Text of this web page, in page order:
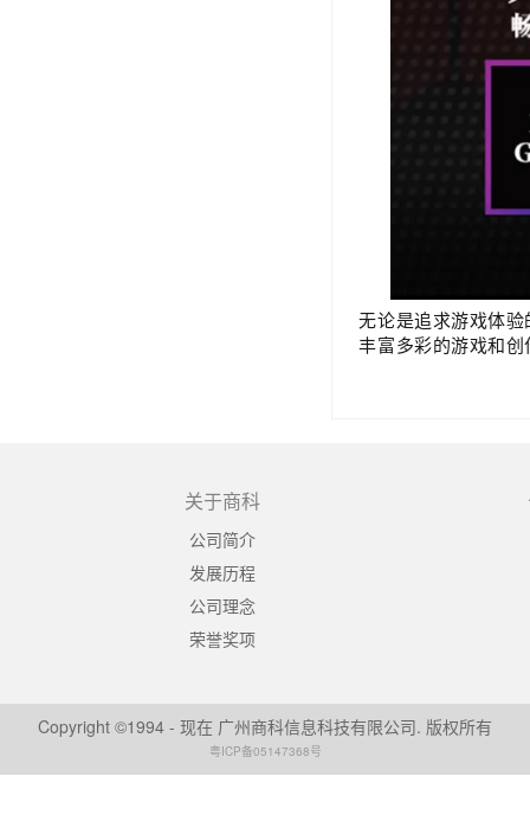
无论是追求游戏体
丰富多彩的游戏和
关于商科
公司简介
发展历程
公司理念
荣誉奖项
Copyright ©1994 - 现在 广州商科信息科技有限公司. 版权所有
粤ICP备05147368号